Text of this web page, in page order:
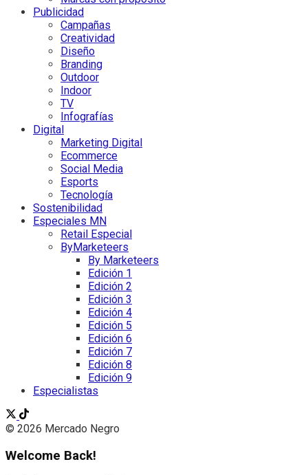
Publicidad
Campañas
Creatividad
Diseño
Branding
Outdoor
Indoor
TV
Infografías
Digital
Marketing Digital
Ecommerce
Social Media
Esports
Tecnología
Sostenibilidad
Especiales MN
Retail Especial
ByMarketeers
By Marketeers
Edición 1
Edición 2
Edición 3
Edición 4
Edición 5
Edición 6
Edición 7
Edición 8
Edición 9
Especialistas
© 2026 Mercado Negro
Welcome Back!